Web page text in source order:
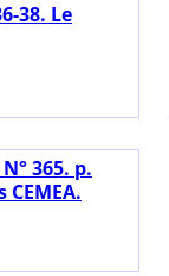
38. Le
365. p.